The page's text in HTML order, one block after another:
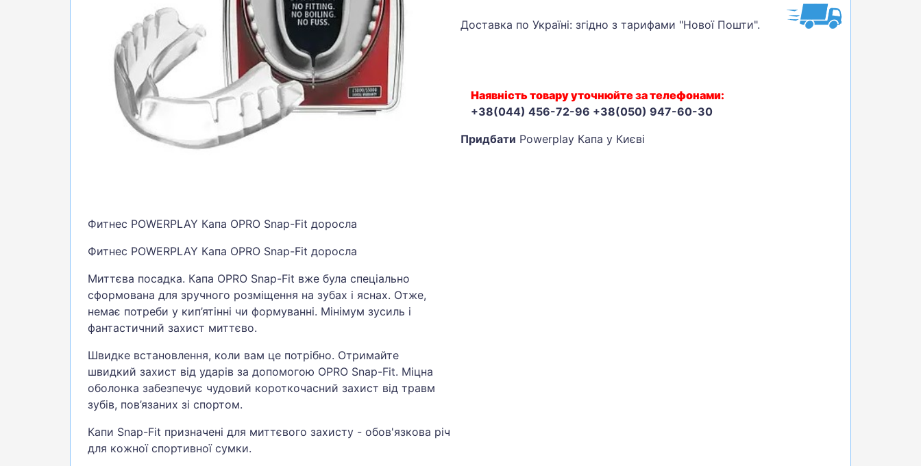
БІГ, ФІТНЕС, М'ЯЧІ
ВЕЛОСИПЕДИ
САМОКАТИ
ТЕНІС, БАДМІНТОН
ВОДНІ ВИДИ СПОРТУ
ТУРИЗМ
Фитнес POWERPLAY Капа OPRO Snap-Fit доросла
Фитнес POWERPLAY Капа OPRO Snap-Fit доросла
Миттєва посадка. Капа OPRO Snap-Fit вже була спеціально
сформована для зручного розміщення на зубах і яснах. Отже,
немає потреби у кип’ятінні чи формуванні. Мінімум зусиль і
фантастичний захист миттєво.
Швидке встановлення, коли вам це потрібно. Отримайте
швидкий захист від ударів за допомогою OPRO Snap-Fit. Міцна
оболонка забезпечує чудовий короткочасний захист від травм
зубів, пов’язаних зі спортом.
Капи Snap-Fit призначені для миттєвого захисту - обов'язкова річ
для кожної спортивної сумки.
Доставка по Україні: згідно з тарифами "Нової Пошти".
Наявність товару уточнюйте за телефонами:
+38(044) 456-72-96 +38(050) 947-60-30
Придбати Powerplay Капа у Києві